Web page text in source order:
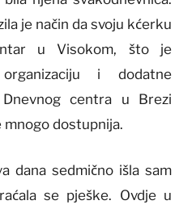
je način da svoju kćerku
u Visokom, što je
i dodatne
centra u Brezi
dostupnija.
dana sedmično išla sam
se pješke. Ovdje u